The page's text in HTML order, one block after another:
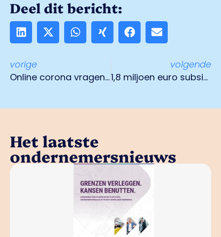
Deel dit bericht:
vorige
Online corona vragenuur voor ondernemers
volgende
1,8 miljoen euro subsidie voor project Duurzame Bedrijventerreinen Ondernemend Venlo
Het laatste
ondernemersnieuws